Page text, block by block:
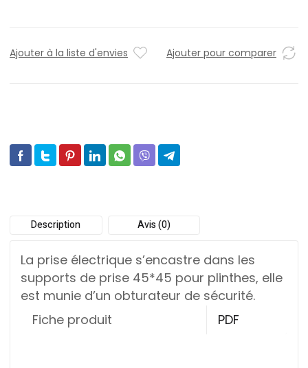
Ajouter à la liste d'envies Ajouter pour comparer
Description Avis (0)
La prise électrique s’encastre dans les
supports de prise 45*45 pour plinthes, elle
est munie d’un obturateur de sécurité.
Fiche produit
PDF